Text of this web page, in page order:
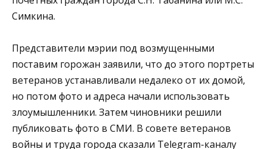
Симкина.
Представители мэрии под возмущенными
поставим горожан заявили, что до этого портреты
ветеранов устанавливали недалеко от их домой,
но потом фото и адреса начали использовать
злоумышленники. Затем чиновники решили
публиковать фото в СМИ. В совете ветеранов
войны и труда города сказали Telegram-каналу